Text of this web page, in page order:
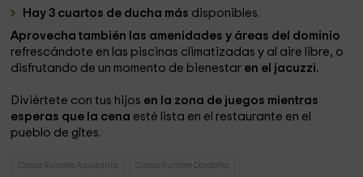
Hay 3 cuartos de ducha más disponibles.
Aprovecha también las amenidades y áreas del dominio
refrescándote en las piscinas climatizadasy al aire libre, o
disfrutando de un momento de bienestar en el jacuzzi.
Diviértete con tus hijos en la zona de juegos mientras
esperas que la cena esté lista en el restaurante en el
pueblo de gîtes.
Casas Rurales Aquitania Casas Rurales Dordoña